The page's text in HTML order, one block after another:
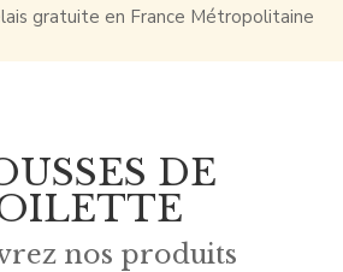
gratuite en France Métropolitaine
DE
nos produits